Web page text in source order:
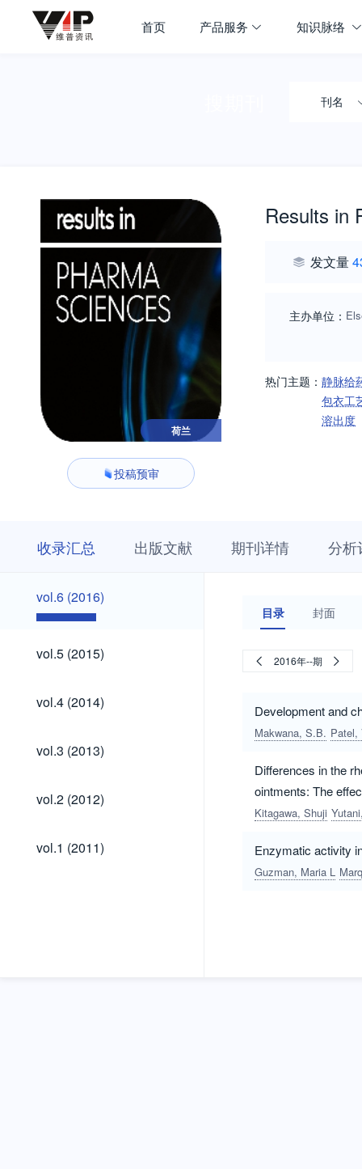
首页 产品服务 知识脉络
刊名
荷兰
投稿预审
Results in
发文量
主办单位：
热门主题： 静脉给
包衣工
溶出度
收录汇总 出版文献 期刊详情 分析
vol.6
(2016)
vol.6 (2016)
vol.5
(2015)
vol.5 (2015)
vol.4
(2014)
vol.4 (2014)
vol.3
(2013)
vol.3 (2013)
vol.2
(2012)
vol.2 (2012)
vol.1
(2011)
vol.1 (2011)
目录 封面
2016年--期
Development and
Makwana, S.B. Patel,
Differences in the
ointments: The
Kitagawa, Shuji
Enzymatic activity
Guzman, Maria L